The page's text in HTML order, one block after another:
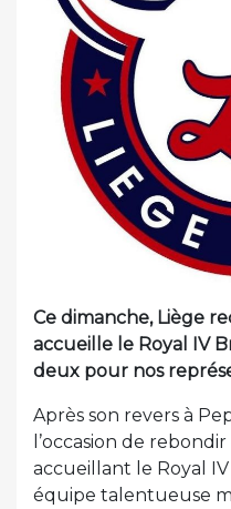
Ce dimanche, Liège
accueille le Royal IV
deux pour nos
Après son revers à
l’occasion de
accueillant le Royal
équipe talentueuse